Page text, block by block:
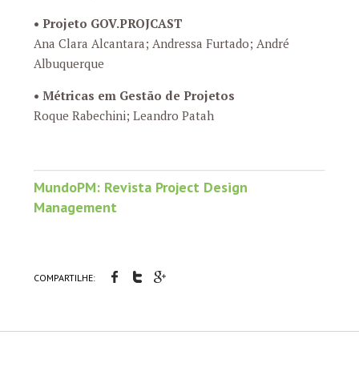
• Projeto GOV.PROJCAST
Ana Clara Alcantara; Andressa Furtado; André
Albuquerque
• Métricas em Gestão de Projetos
Roque Rabechini; Leandro Patah
MundoPM: Revista Project Design
Management
COMPARTILHE: